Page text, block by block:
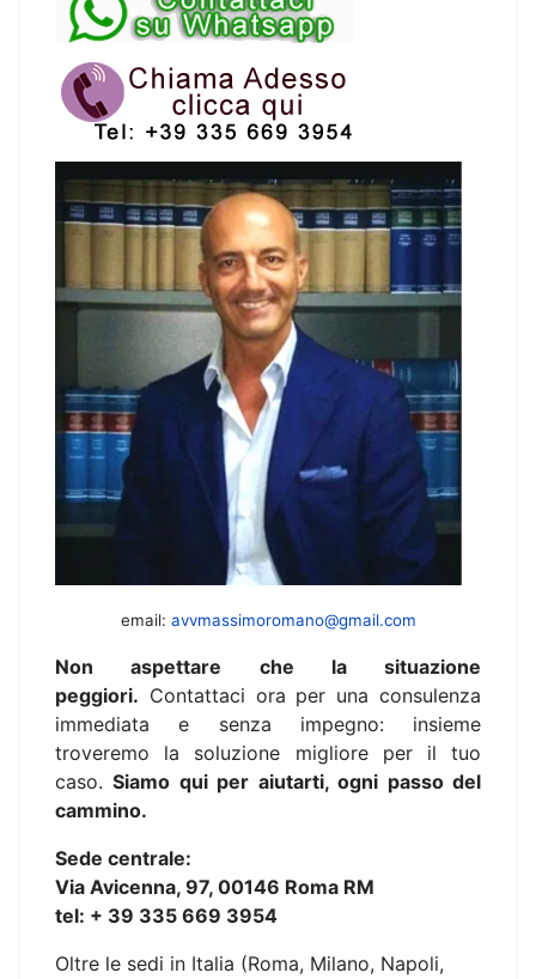
email: avvmassimoromano@gmail.com
Non aspettare che la situazione
peggiori. Contattaci ora per una consulenza
immediata e senza impegno: insieme
troveremo la soluzione migliore per il tuo
caso.Siamo qui per aiutarti, ogni passo del
cammino.
Sede centrale:
Via Avicenna, 97, 00146 Roma RM
tel: + 39 335 669 3954
Oltre le sedi in Italia (Roma, Milano, Napoli,